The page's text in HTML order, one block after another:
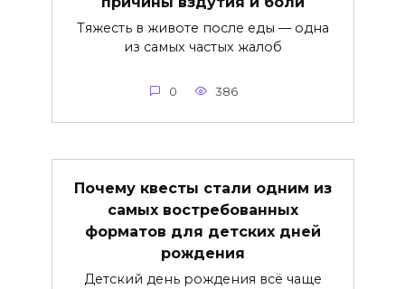
Тяжесть в животе после еды — одна
из самых частых жалоб
0 386
Почему квесты стали одним из
самых востребованных
форматов для детских дней
рождения
Детский день рождения всё чаще